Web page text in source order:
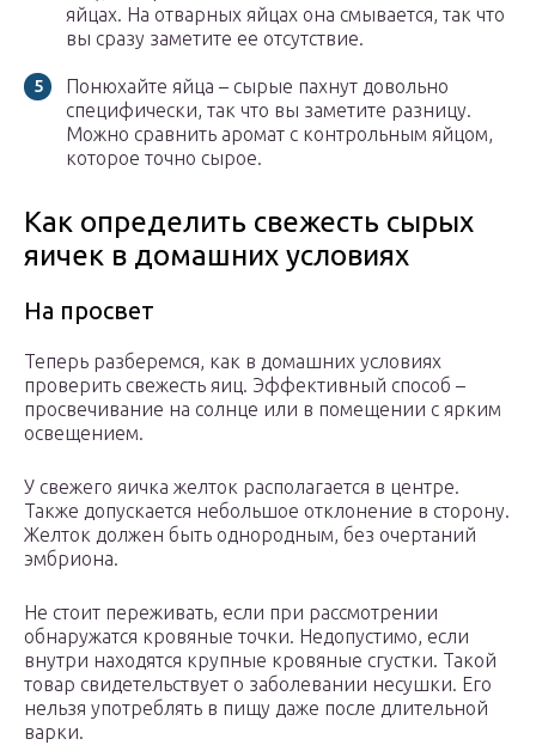
яйцах. На отварных яйцах она смывается, так что
вы сразу заметите ее отсутствие.
Понюхайте яйца – сырые пахнут довольно
специфически, так что вы заметите разницу.
Можно сравнить аромат с контрольным яйцом,
которое точно сырое.
Как определить свежесть сырых
яичек в домашних условиях
На просвет
Теперь разберемся, как в домашних условиях
проверить свежесть яиц. Эффективный способ –
просвечивание на солнце или в помещении с ярким
освещением.
У свежего яичка желток располагается в центре.
Также допускается небольшое отклонение в сторону.
Желток должен быть однородным, без очертаний
эмбриона.
Не стоит переживать, если при рассмотрении
обнаружатся кровяные точки. Недопустимо, если
внутри находятся крупные кровяные сгустки. Такой
товар свидетельствует о заболевании несушки. Его
нельзя употреблять в пищу даже после длительной
варки.